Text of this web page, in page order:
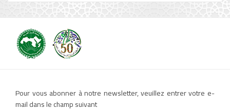
Pour vous abonner à notre newsletter, veuillez entrer votre e-
mail dans le champ suivant